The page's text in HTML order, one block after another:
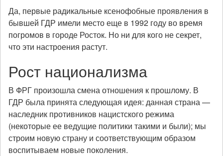
Да, первые радикальные ксенофобные проявления в
бывшей ГДР имели место еще в 1992 году во время
погромов в городе Росток. Но ни для кого не секрет,
что эти настроения растут.
Рост национализма
В ФРГ произошла смена отношения к прошлому. В
ГДР была принята следующая идея: данная страна —
наследник противников нацистского режима
(некоторые ее ведущие политики такими и были); мы
строим новую страну и соответствующим образом
воспитываем новые поколения.